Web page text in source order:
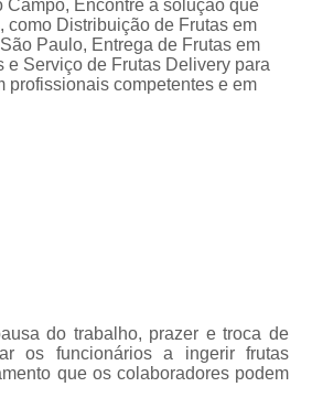
Entrega de Frutas para Escritório
de Delivery de Fruta em Escritorios
Serviço Delivery de Fruta em
Frutas Higienizadas no Pote
Higienizadas para Escritório
Campo, Encontre a solução que
Distribuição de Frutas em
Paulo, Entrega de Frutas em
e Serviço de Frutas Delivery para
profissionais competentes e em
do trabalho, prazer e troca de
os funcionários a ingerir frutas
que os colaboradores podem